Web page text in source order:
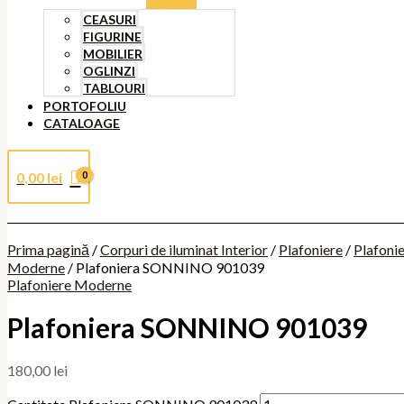
CEASURI
FIGURINE
MOBILIER
OGLINZI
TABLOURI
PORTOFOLIU
CATALOAGE
0,00 lei
Prima pagină /Corpuri de iluminat Interior / Plafoniere /
Moderne / Plafoniera SONNINO 901039
Plafoniere Moderne
Plafoniera SONNINO 901039
180,00 lei